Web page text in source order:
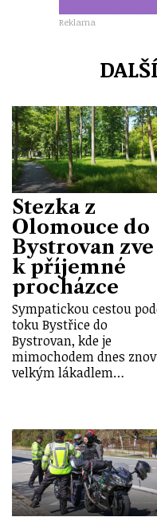
Reklama
Stezka z
Olomouce do
Bystrovan zve
k příjemné
procházce
Sympatickou cestou
toku Bystřice do
Bystrovan, kde je
mimochodem dnes
velkým lákadlem…